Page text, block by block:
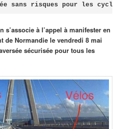
sans risques pour les
à l’appel à manifester en
de Normandie le vendredi 8 mai
sécurisée pour tous les